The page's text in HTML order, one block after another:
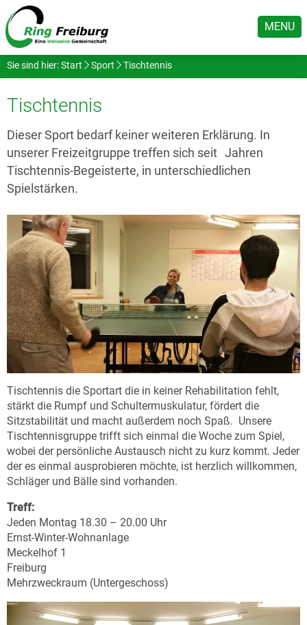
MENU
Sie sind hier:Start Sport Tischtennis
Tischtennis
Dieser Sport bedarf keiner weiteren Erklärung. In
unserer Freizeitgruppe treffen sich seit Jahren
Tischtennis-Begeisterte, in unterschiedlichen
Spielstärken.
Tischtennis die Sportart die in keiner Rehabilitation fehlt,
stärkt die Rumpf und Schultermuskulatur, fördert die
Sitzstabilität und macht außerdem noch Spaß. Unsere
Tischtennisgruppe trifft sich einmal die Woche zum Spiel,
wobei der persönliche Austausch nicht zu kurz kommt. Jeder
der es einmal ausprobieren möchte, ist herzlich willkommen,
Schläger und Bälle sind vorhanden.
Treff:
Jeden Montag 18.30 – 20.00 Uhr
Ernst-Winter-Wohnanlage
Meckelhof 1
Freiburg
Mehrzweckraum (Untergeschoss)